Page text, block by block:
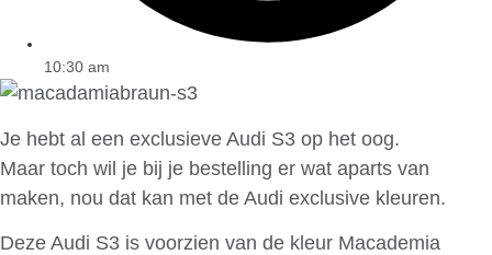
10:30 am
Je hebt al een exclusieve Audi S3 op het oog.
Maar toch wil je bij je bestelling er wat aparts van
maken, nou dat kan met de Audi exclusive kleuren.
Deze Audi S3 is voorzien van de kleur Macademia